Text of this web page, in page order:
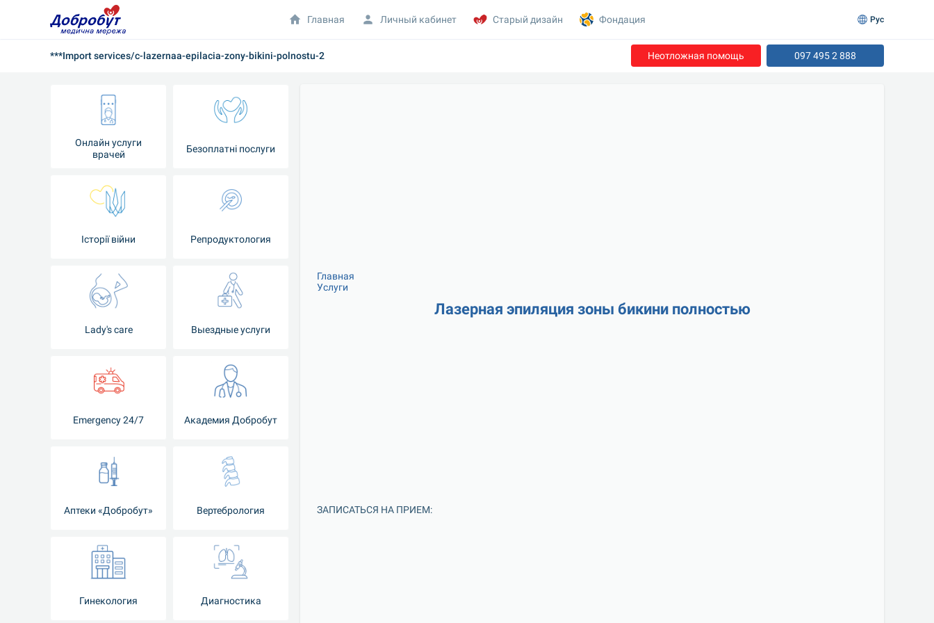
***Import services/c-lazernaa-epilacia-zony-bikini-polnostu-2 Неотложная помощь 097 495 2 888
Онлайн услуги
врачей
Безоплатні послуги
Iсторії війни Репродуктология
Lady's care Выездные услуги
Emergency 24/7 Академия Добробут
Аптеки «Добробут» Вертебрология
Гинекология Диагностика
Главная
Услуги
Лазерная эпиляция зоны бикини полностью
ЗАПИСАТЬСЯ НА ПРИЕМ:
Главная Личный кабинет Старый дизайн Фондация Рус